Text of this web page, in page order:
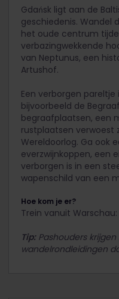
Gdańsk ligt aan de
geschiedenis. Wandel
het oude centrum
verbazingwekkende
van Neptunus, een
Artushof.
Een verborgen
bijvoorbeeld de
begraafplaatsen, een
rustplaatsen verwoest
Wereldoorlog. Ga ook
everzwijnkoppen, een
verborgen is in een
wapenschild van een
Hoe kom je er?
Trein vanuit Warschau:
Tip:Pashouders krijgen
wandelrondleidingen